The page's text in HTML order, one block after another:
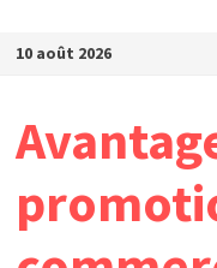
10 août 2026